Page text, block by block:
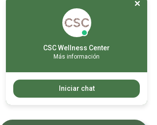
CSC Wellness Center
Más información
Iniciar chat